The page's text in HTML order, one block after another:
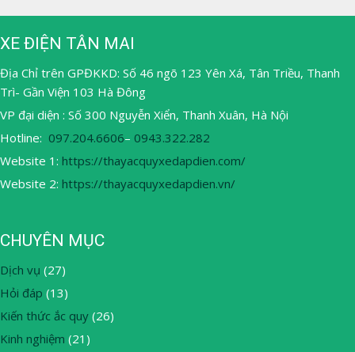
XE ĐIỆN TÂN MAI
Địa Chỉ trên GPĐKKD: Số 46 ngõ 123 Yên Xá, Tân Triều, Thanh
Trì- Gần Viện 103 Hà Đông
VP đại diện : Số 300 Nguyễn Xiển, Thanh Xuân, Hà Nội
Hotline: 097.204.6606– 0943.322.282
Website 1: https://thayacquyxedapdien.com/
Website 2: https://thayacquyxedapdien.vn/
CHUYÊN MỤC
Dịch vụ (27)
Hỏi đáp (13)
Kiến thức ắc quy (26)
Kinh nghiệm (21)